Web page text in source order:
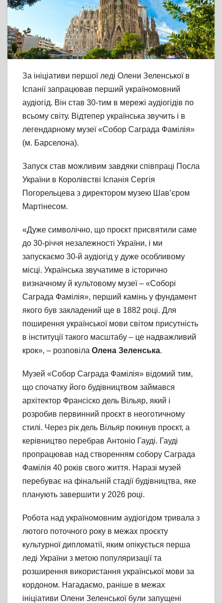
За ініціативи першої леді Олени Зеленської в
Іспанії запрацював перший україномовний
аудіогід. Він став 30-тим в мережі аудіогідів по
всьому світу. Відтепер українська звучить і в
легендарному музеї «Собор Саграда Фамілія»
(м. Барселона).
Запуск став можливим завдяки співпраці Посла
України в Королівстві Іспанія Сергія
Погорельцева з директором музею Шав’єром
Мартінесом.
«Дуже символічно, що проєкт присвятили саме
до 30-річчя незалежності України, і ми
запускаємо 30-й аудіогід у дуже особливому
місці. Українська звучатиме в історично
визначному й культовому музеї – «Соборі
Саграда Фамілія», перший камінь у фундамент
якого був закладений ще в 1882 році. Для
поширення української мови світом присутність
в інституції такого масштабу – це надважливий
крок», – розповіла Олена Зеленська.
Музей «Собор Саграда Фамілія» відомий тим,
що спочатку його будівництвом займався
архітектор Франсіско дель Вільяр, який і
розробив первинний проєкт в неоготичному
стилі. Через рік дель Вільяр покинув проєкт, а
керівництво перебрав Антоніо Гауді. Гауді
пропрацював над створенням собору Саграда
Фамілія 40 років свого життя. Наразі музей
перебуває на фінальній стадії будівництва, яке
планують завершити у 2026 році.
Робота над україномовним аудіогідом тривала з
лютого поточного року в межах проєкту
культурної дипломатії, яким опікується перша
леді України з метою популяризації та
розширення використання української мови за
кордоном. Нагадаємо, раніше в межах
ініціативи Олени Зеленської були запущені